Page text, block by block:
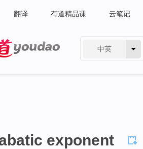
翻译 有道精品课 云笔记
中英
exponent